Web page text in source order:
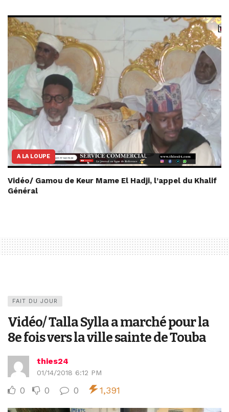
A LA LOUPE
Vidéo/ Gamou de Keur Mame El Hadji, l’appel du Khalif
Général
FAIT DU JOUR
Vidéo/ Talla Sylla a marché pour la
8e fois vers la ville sainte de Touba
thies24
01/14/2018 6:12 PM
0 0 0 1,391